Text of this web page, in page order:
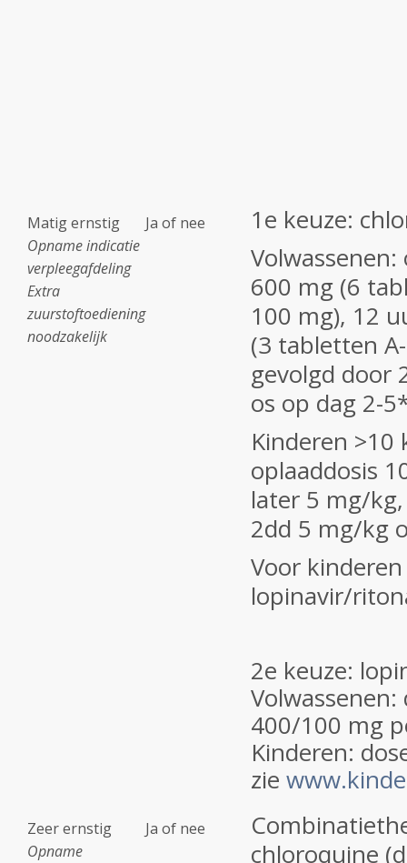
Matig ernstig
Opname indicatie
verpleegafdeling
Extra
zuurstoftoediening
noodzakelijk
Ja of nee
1e keuze:
Volwassenen:
600 mg (6
100 mg), 12
(3 tabletten
gevolgd door
os op dag 2-
Kinderen >10
oplaaddosis
later 5 mg/
2dd 5 mg/kg
Voor
lopinavir/
2e keuze:
Volwassenen:
400/100 mg
Kinderen:
zie
Zeer ernstig
Opname
Ja of nee
chloroquine